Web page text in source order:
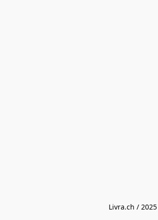
Livra.ch / 2025